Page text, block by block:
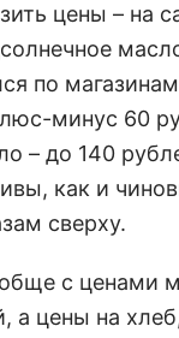
цены – на
по
минус 60
– до 140
как и
сверху.
с ценами
а цены на